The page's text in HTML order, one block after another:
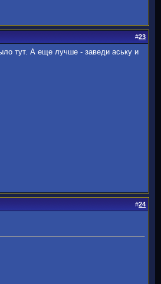
#23
тут. А еще лучше - заведи аську и
#24